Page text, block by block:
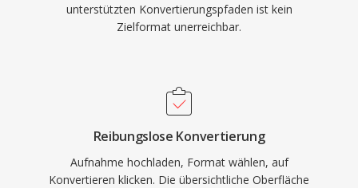
unterstützten Konvertierungspfaden ist kein
Zielformat unerreichbar.
Reibungslose Konvertierung
Aufnahme hochladen, Format wählen, auf
Konvertieren klicken. Die übersichtliche Oberfläche